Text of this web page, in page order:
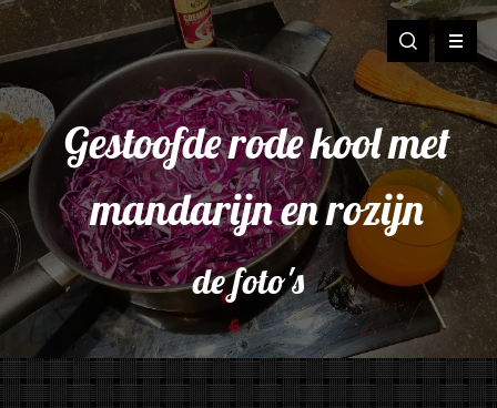
Gestoofde rode kool met
mandarijn en rozijn
de foto's